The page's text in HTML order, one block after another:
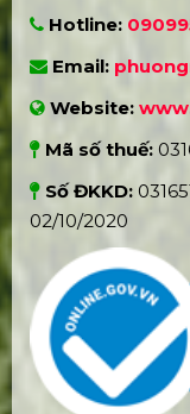
Hotline:
Email:
Website:
Mã số thuế:
Số ĐKKD:
02/10/2020